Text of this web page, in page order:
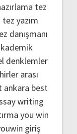
tez
tez yazım
danışmanı
denklemler
arası
ankara best
writing
you win
giriş